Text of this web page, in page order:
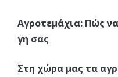
Αγροτεμάχια: Πώς
γη σας
Στη χώρα μας τα